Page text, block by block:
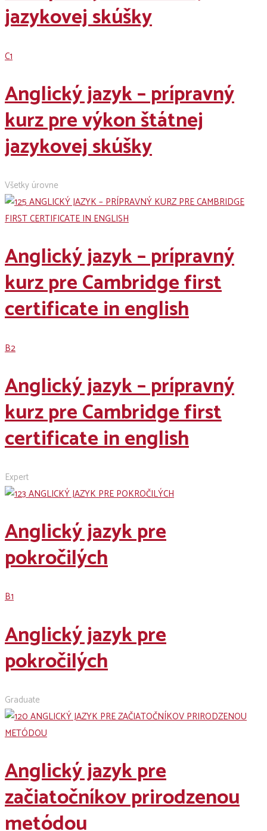
jazykovej skúšky
C1
Anglický jazyk – prípravný
kurz pre výkon štátnej
jazykovej skúšky
Všetky úrovne
Anglický jazyk – prípravný
kurz pre Cambridge first
certificate in english
B2
Anglický jazyk – prípravný
kurz pre Cambridge first
certificate in english
Expert
Anglický jazyk pre
pokročilých
B1
Anglický jazyk pre
pokročilých
Graduate
Anglický jazyk pre
začiatočníkov prirodzenou
metódou